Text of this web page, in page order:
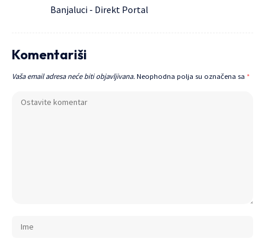
Banjaluci - Direkt Portal
Komentariši
Vaša email adresa neće biti objavljivana. Neophodna polja su označena sa *